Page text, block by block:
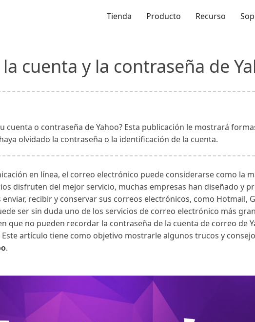
Tienda Producto Recurso
cuenta y la contraseña de
cuenta o contraseña de Yahoo? Esta publicación le mostrará
olvidado la contraseña o la identificación de la cuenta.
en línea, el correo electrónico puede considerarse como la
disfruten del mejor servicio, muchas empresas han diseñado y
recibir y conservar sus correos electrónicos, como Hotmail,
ser sin duda uno de los servicios de correo electrónico más
que no pueden recordar la contraseña de la cuenta de correo de
artículo tiene como objetivo mostrarle algunos trucos y
.